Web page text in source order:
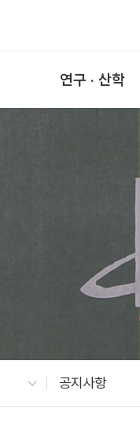
연구 · 산학
공지사항